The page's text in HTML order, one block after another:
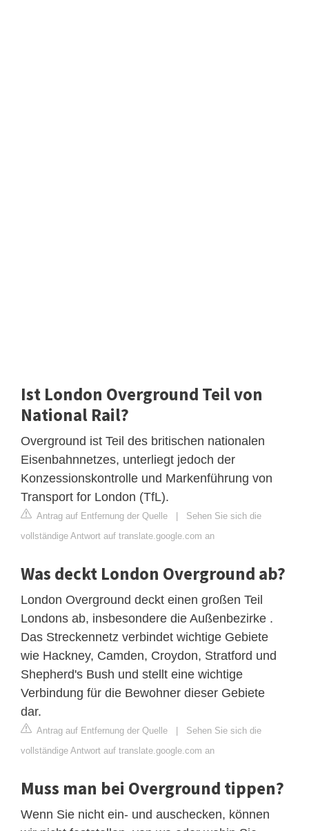
Ist London Overground Teil von
National Rail?
Overground ist Teil des britischen nationalen
Eisenbahnnetzes, unterliegt jedoch der
Konzessionskontrolle und Markenführung von
Transport for London (TfL).
Antrag auf Entfernung der Quelle | Sehen Sie sich die
vollständige Antwort auf translate.google.com an
Was deckt London Overground ab?
London Overground deckt einen großen Teil
Londons ab, insbesondere die Außenbezirke .
Das Streckennetz verbindet wichtige Gebiete
wie Hackney, Camden, Croydon, Stratford und
Shepherd's Bush und stellt eine wichtige
Verbindung für die Bewohner dieser Gebiete
dar.
Antrag auf Entfernung der Quelle | Sehen Sie sich die
vollständige Antwort auf translate.google.com an
Muss man bei Overground tippen?
Wenn Sie nicht ein- und auschecken, können